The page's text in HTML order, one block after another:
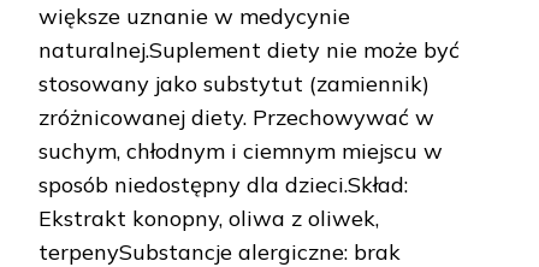
większe uznanie w medycynie
naturalnej.Suplement diety nie może być
stosowany jako substytut (zamiennik)
zróżnicowanej diety. Przechowywać w
suchym, chłodnym i ciemnym miejscu w
sposób niedostępny dla dzieci.Skład:
Ekstrakt konopny, oliwa z oliwek,
terpenySubstancje alergiczne: brak